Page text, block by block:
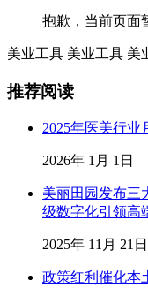
抱歉，当前页面
美业工具 美业工具 美
推荐阅读
2025年医美行业
2026年 1月 1日
美丽田园发布三
级数字化引领高
2025年 11月 21日
政策红利催化本